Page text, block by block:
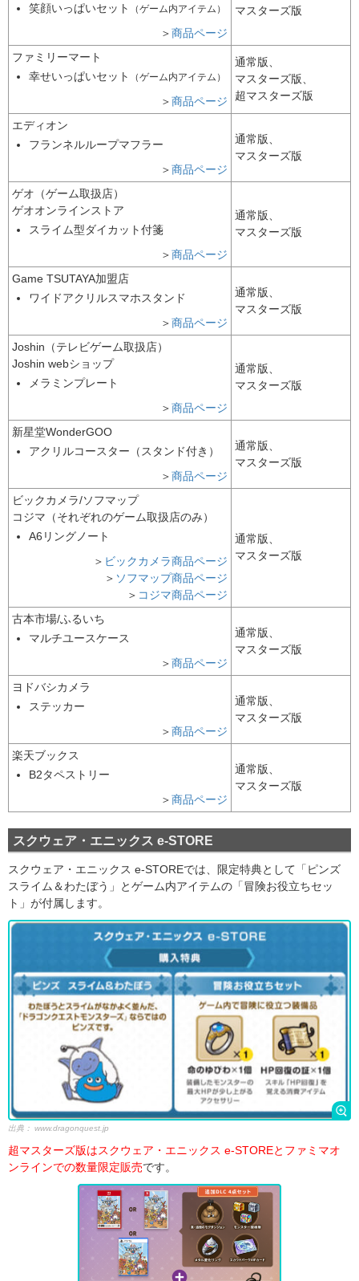
笑顔いっぱいセット （ゲーム内アイテム）
＞商品ページ
マスターズ版
ファミリーマート
幸せいっぱいセット
（ゲーム内アイテム）
＞商品ページ
通常版、
マスターズ版、
超マスターズ版
エディオン
フランネルループマフラー
＞商品ページ
通常版、
マスターズ版
ゲオ（ゲーム取扱店）
ゲオオンラインストア
スライム型ダイカット付箋
＞商品ページ
通常版、
マスターズ版
Game TSUTAYA加盟店
ワイドアクリルスマホスタンド
＞商品ページ
通常版、
マスターズ版
Joshin（テレビゲーム取扱店）
Joshin webショップ
メラミンプレート
＞商品ページ
通常版、
マスターズ版
新星堂WonderGOO
アクリルコースター（スタンド付き）
＞商品ページ
通常版、
マスターズ版
ビックカメラ/ソフマップ
コジマ（それぞれのゲーム取扱店のみ）
A6リングノート
＞ ビックカメラ商品ページ
＞ ソフマップ商品ページ
＞ コジマ商品ページ
通常版、
マスターズ版
古本市場/ふるいち
マルチユースケース
＞商品ページ
通常版、
マスターズ版
ヨドバシカメラ
ステッカー
＞商品ページ
通常版、
マスターズ版
楽天ブックス
B2タペストリー
＞商品ページ
通常版、
マスターズ版
スクウェア・エニックス e-STORE
スクウェア・エニックス e-STOREでは、限定特典として「ピンズ
スライム＆わたぼう」とゲーム内アイテムの「冒険お役立ちセッ
ト」が付属します。
出典： www.dragonquest.jp
超マスターズ版はスクウェア・エニックス e-STOREとファミマオ
ンラインでの数量限定販売です。